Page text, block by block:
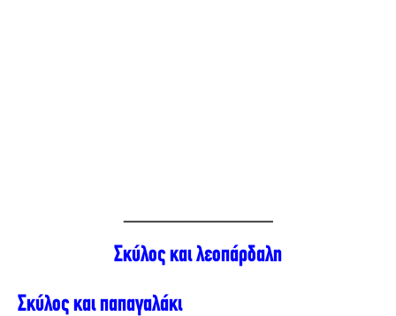
Σκύλος και λεοπάρδαλη
Σκύλος και παπαγαλάκι